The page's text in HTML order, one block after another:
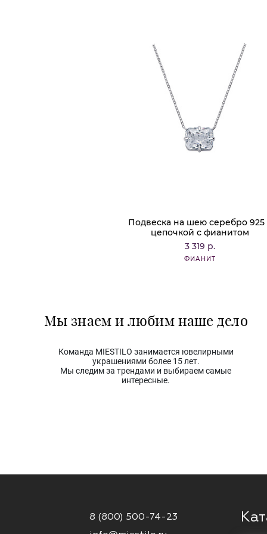
Подвеска на шею серебро 925
цепочкой с фианитом
3 319 р.
ФИАНИТ
Мы знаем и любим наше дело
Команда MIESTILO занимается ювелирными
украшениями более 15 лет.
Мы следим за трендами и выбираем самые
интересные.
8 (800) 500-74-23